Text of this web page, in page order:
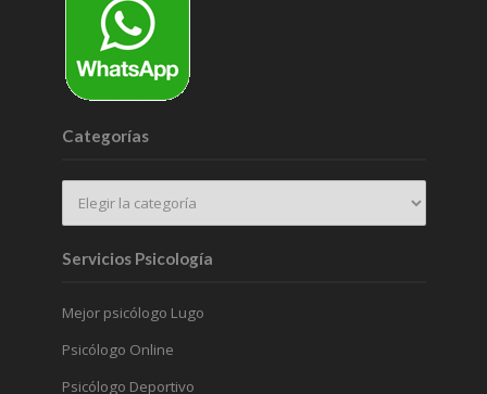
Categorías
Servicios Psicología
Mejor psicólogo Lugo
Psicólogo Online
Psicólogo Deportivo